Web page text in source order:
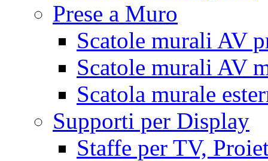
Prese a Muro
Scatole murali AV
Scatole murali AV
Scatola murale
Supporti per Display
Staffe per TV,